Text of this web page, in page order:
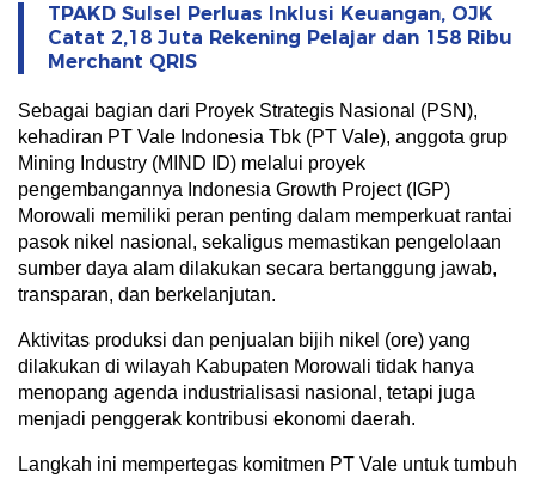
TPAKD Sulsel Perluas Inklusi Keuangan, OJK
Catat 2,18 Juta Rekening Pelajar dan 158 Ribu
Merchant QRIS
Sebagai bagian dari Proyek Strategis Nasional (PSN),
kehadiran PT Vale Indonesia Tbk (PT Vale), anggota grup
Mining Industry (MIND ID) melalui proyek
pengembangannya Indonesia Growth Project (IGP)
Morowali memiliki peran penting dalam memperkuat rantai
pasok nikel nasional, sekaligus memastikan pengelolaan
sumber daya alam dilakukan secara bertanggung jawab,
transparan, dan berkelanjutan.
Aktivitas produksi dan penjualan bijih nikel (ore) yang
dilakukan di wilayah Kabupaten Morowali tidak hanya
menopang agenda industrialisasi nasional, tetapi juga
menjadi penggerak kontribusi ekonomi daerah.
Langkah ini mempertegas komitmen PT Vale untuk tumbuh